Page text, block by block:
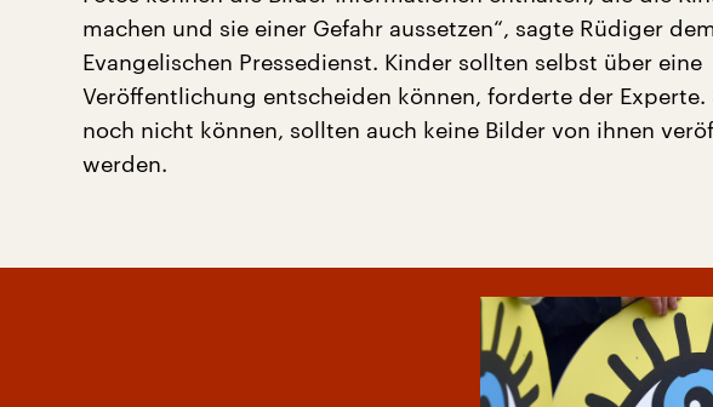
machen und sie einer Gefahr aussetzen“, sagte Rüdiger dem
Evangelischen Pressedienst. Kinder sollten selbst über eine
Veröffentlichung entscheiden können, forderte der Experte.
noch nicht können, sollten auch keine Bilder von ihnen
werden.